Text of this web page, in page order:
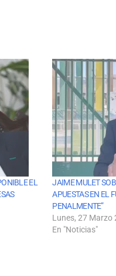
EL
JAIME MULET
APUESTAS EN EL
PENALMENTE”
Lunes, 27 Marzo
En "Noticias"